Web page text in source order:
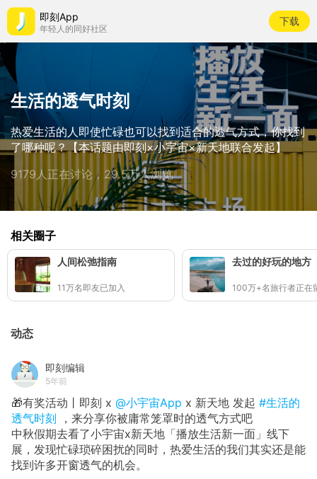
即刻App
年轻人的同好社区
下载
生活的透气时刻
热爱生活的人即使忙碌也可以找到适合的透气方式，你找到
了哪种呢？【本话题由即刻×小宇宙×新天地联合发起】
9179人正在讨论，29.5万人浏览
相关圈子
人间松弛指南
11万名即友已加入
去过的好玩的地方
动态
即刻编辑
5年前
🎁有奖活动丨即刻 x @小宇宙App x 新天地 发起 #生活的
透气时刻
，来分享你被庸常笼罩时的透气方式吧
中秋假期去看了小宇宙x新天地「播放生活新一面」线下
展，发现忙碌琐碎困扰的同时，热爱生活的我们其实还是能
找到许多开窗透气的机会。